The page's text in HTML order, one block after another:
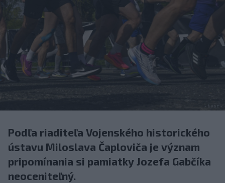
Podľa riaditeľa Vojenského historického
ústavu Miloslava Čaploviča je význam
pripomínania si pamiatky Jozefa Gabčíka
neoceniteľný.